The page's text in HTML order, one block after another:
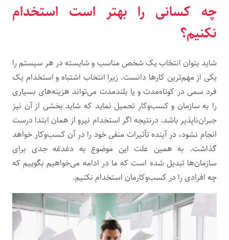
چه کسانی را بهتر است استخدام
نکنیم؟
شاید بتوان انتخاب یک شخص مناسب و شایسته در هر سیستم را
یکی از مهم‌ترین کارها دانست. زیرا انتخاب اشتباه و استخدام یک
فرد سمی در کوتاه‌مدت و یا بلند‌مدت می‌تواند هزینه‌های بسیاری
را به سازمان و کسب‌و‌کار تحمیل نماید که شاید بخشی از آن نیز
جبران‌ناپذیر باشد. درنتیجه اگر استخدام نیرو از همان ابتدا درست
انجام نشود، در آینده تأثیرات منفی خود را در آن کسب‌وکار خواهد
گذاشت. به همین علت این موضوع به دغدغه جدی برای
سازمان‌ها تبدیل شده است که ما در ادامه می‌خواهیم بگوییم که
چه افرادی را در کسب‌وکارمان استخدام نکنیم.